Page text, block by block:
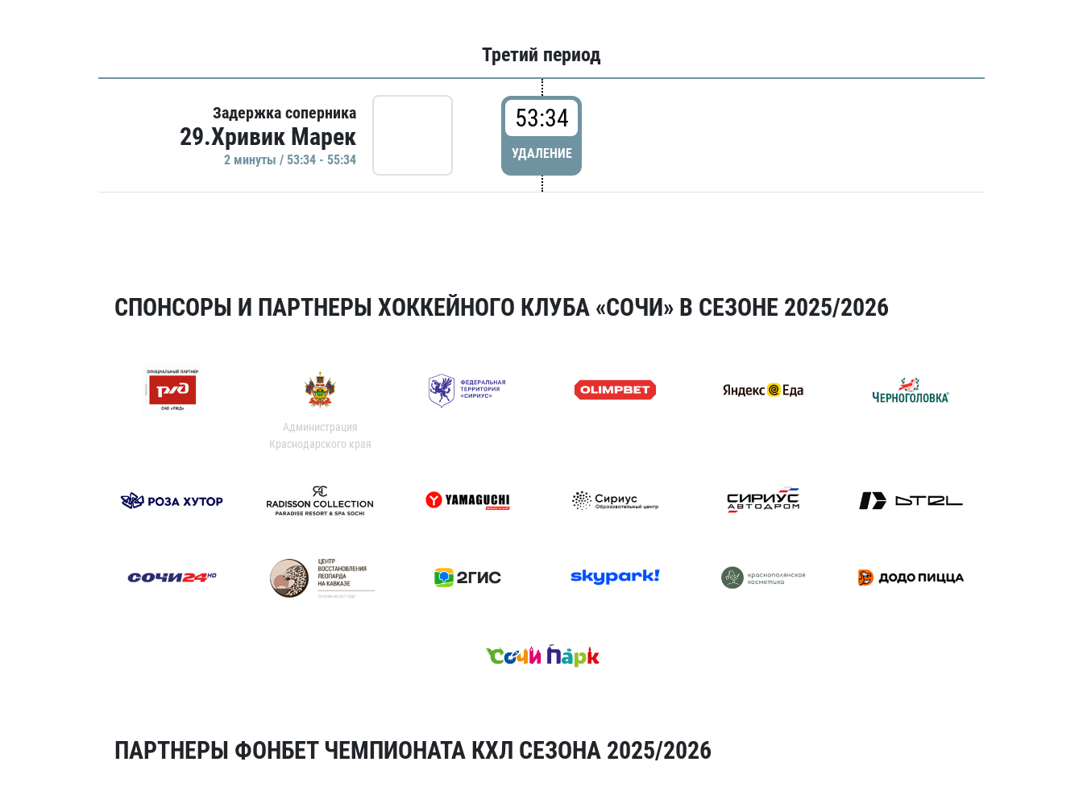
Третий период
Задержка соперника
29.Хривик Марек
2 минуты / 53:34 - 55:34
53:34
УДАЛЕНИЕ
СПОНСОРЫ И ПАРТНЕРЫ ХОККЕЙНОГО КЛУБА «СОЧИ» В СЕЗОНЕ 2025/2026
Администрация
Краснодарского края
ПАРТНЕРЫ ФОНБЕТ ЧЕМПИОНАТА КХЛ СЕЗОНА 2025/2026